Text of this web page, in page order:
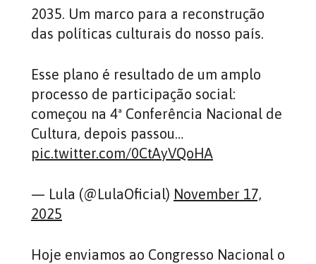
2035. Um marco para a reconstrução
das políticas culturais do nosso país.
Esse plano é resultado de um amplo
processo de participação social:
começou na 4ª Conferência Nacional de
Cultura, depois passou…
pic.twitter.com/0CtAyVQoHA
— Lula (@LulaOficial) November 17,
2025
Hoje enviamos ao Congresso Nacional o